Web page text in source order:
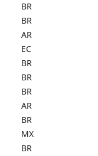
BR
BR
AR
EC
BR
BR
BR
AR
BR
MX
BR